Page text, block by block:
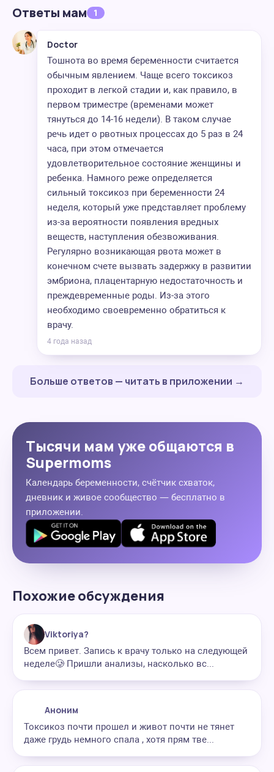
Ответы мам 1
Doctor
Тошнота во время беременности считается
обычным явлением. Чаще всего токсикоз
проходит в легкой стадии и, как правило, в
первом триместре (временами может
тянуться до 14-16 недели). В таком случае
речь идет о рвотных процессах до 5 раз в 24
часа, при этом отмечается
удовлетворительное состояние женщины и
ребенка. Намного реже определяется
сильный токсикоз при беременности 24
неделя, который уже представляет проблему
из-за вероятности появления вредных
веществ, наступления обезвоживания.
Регулярно возникающая рвота может в
конечном счете вызвать задержку в развитии
эмбриона, плацентарную недостаточность и
преждевременные роды. Из-за этого
необходимо своевременно обратиться к
врачу.
4 года назад
Больше ответов — читать в приложении →
Тысячи мам уже общаются в
Supermoms
Календарь беременности, счётчик схваток,
дневник и живое сообщество — бесплатно в
приложении.
Похожие обсуждения
Viktoriya?
Всем привет. Запись к врачу только на следующей
неделе🥲 Пришли анализы, насколько вс...
Аноним
Токсикоз почти прошел и живот почти не тянет
даже грудь немного спала , хотя прям тве...